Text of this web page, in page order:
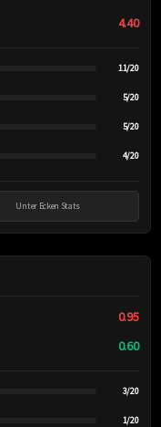
4.40
11/20
5/20
5/20
4/20
Unter Ecken Stats
0.95
0.60
3/20
1/20